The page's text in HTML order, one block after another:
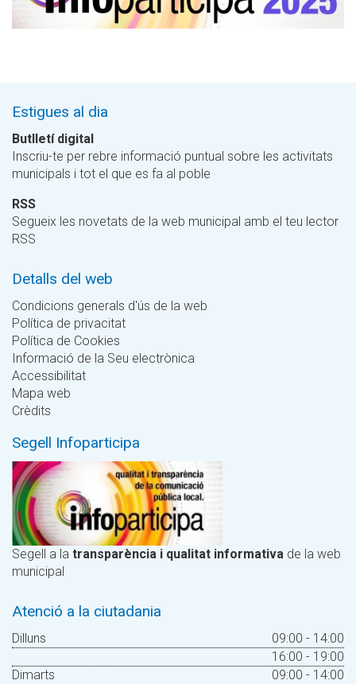
Estigues al dia
Butlletí digital
Inscriu-te per rebre informació puntual sobre les activitats
municipals i tot el que es fa al poble
RSS
Segueix les novetats de la web municipal amb el teu lector
RSS
Detalls del web
Condicions generals d'ús de la web
Política de privacitat
Política de Cookies
Informació de la Seu electrònica
Accessibilitat
Mapa web
Crèdits
Segell Infoparticipa
Segell a la transparència i qualitat informativa de la web
municipal
Atenció a la ciutadania
Dilluns
09:00 - 14:00
16:00 - 19:00
Dimarts
09:00 - 14:00